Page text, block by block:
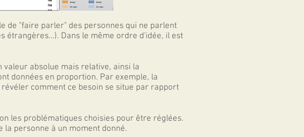
de "faire parler" des personnes qui ne parlent
étrangères…). Dans le même ordre d'idée, il est
valeur absolue mais relative, ainsi la
données en proportion. Par exemple, la
comment ce besoin se situe par rapport
les problématiques choisies pour être réglées.
la personne à un moment donné.